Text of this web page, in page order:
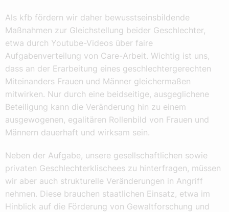
Als kfb fördern wir daher bewusstseinsbildende
Maßnahmen zur Gleichstellung beider Geschlechter,
etwa durch Youtube-Videos über faire
Aufgabenverteilung von Care-Arbeit. Wichtig ist uns,
dass an der Erarbeitung eines geschlechtergerechten
Miteinanders Frauen und Männer gleichermaßen
mitwirken. Nur durch eine beidseitige, ausgeglichene
Beteiligung kann die Veränderung hin zu einem
ausgewogenen, egalitären Rollenbild von Frauen und
Männern dauerhaft und wirksam sein.
Neben der Aufgabe, unsere gesellschaftlichen sowie
privaten Geschlechterklischees zu hinterfragen, müssen
wir aber auch strukturelle Veränderungen in Angriff
nehmen. Diese brauchen staatlichen Einsatz, etwa im
Hinblick auf die Förderung von Gewaltforschung und